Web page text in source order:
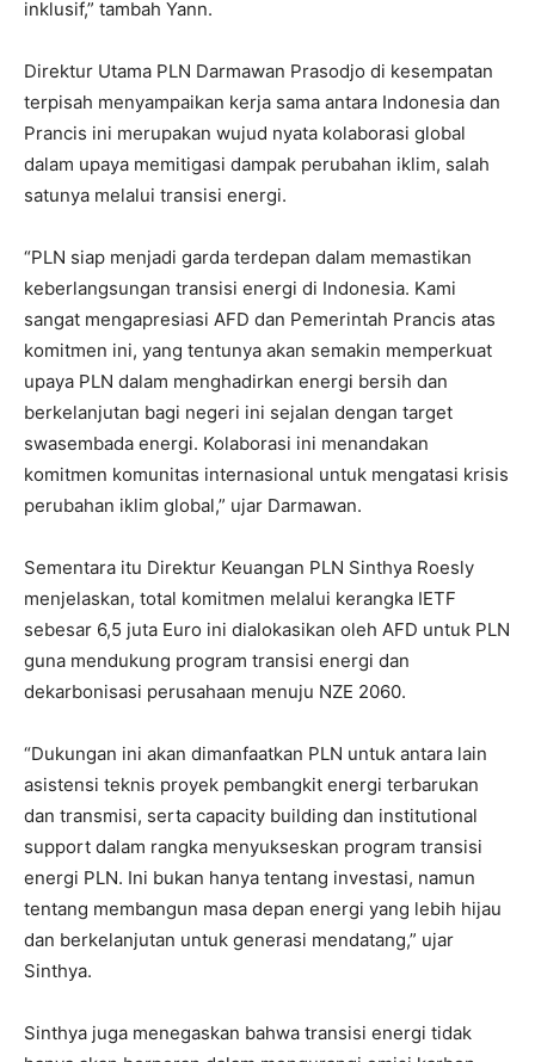
inklusif,” tambah Yann.
Direktur Utama PLN Darmawan Prasodjo di kesempatan
terpisah menyampaikan kerja sama antara Indonesia dan
Prancis ini merupakan wujud nyata kolaborasi global
dalam upaya memitigasi dampak perubahan iklim, salah
satunya melalui transisi energi.
“PLN siap menjadi garda terdepan dalam memastikan
keberlangsungan transisi energi di Indonesia. Kami
sangat mengapresiasi AFD dan Pemerintah Prancis atas
komitmen ini, yang tentunya akan semakin memperkuat
upaya PLN dalam menghadirkan energi bersih dan
berkelanjutan bagi negeri ini sejalan dengan target
swasembada energi. Kolaborasi ini menandakan
komitmen komunitas internasional untuk mengatasi krisis
perubahan iklim global,” ujar Darmawan.
Sementara itu Direktur Keuangan PLN Sinthya Roesly
menjelaskan, total komitmen melalui kerangka IETF
sebesar 6,5 juta Euro ini dialokasikan oleh AFD untuk PLN
guna mendukung program transisi energi dan
dekarbonisasi perusahaan menuju NZE 2060.
“Dukungan ini akan dimanfaatkan PLN untuk antara lain
asistensi teknis proyek pembangkit energi terbarukan
dan transmisi, serta capacity building dan institutional
support dalam rangka menyukseskan program transisi
energi PLN. Ini bukan hanya tentang investasi, namun
tentang membangun masa depan energi yang lebih hijau
dan berkelanjutan untuk generasi mendatang,” ujar
Sinthya.
Sinthya juga menegaskan bahwa transisi energi tidak